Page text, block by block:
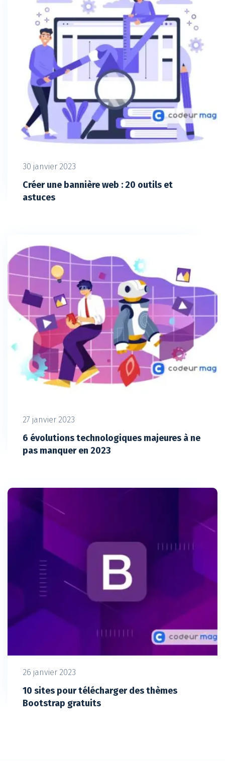
30 janvier 2023
Créer une bannière web : 20 outils et
astuces
27 janvier 2023
6 évolutions technologiques majeures à ne
pas manquer en 2023
26 janvier 2023
10 sites pour télécharger des thèmes
Bootstrap gratuits